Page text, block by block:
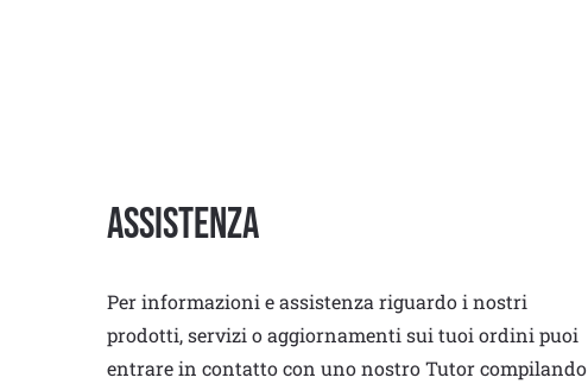
Assistenza
Per informazioni e assistenza riguardo i nostri
prodotti, servizi o aggiornamenti sui tuoi ordini puoi
entrare in contatto con uno nostro Tutor compilando